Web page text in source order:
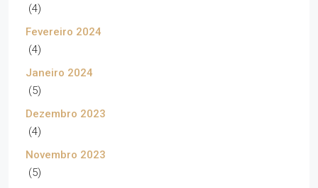
(4)
Fevereiro 2024
(4)
Janeiro 2024
(5)
Dezembro 2023
(4)
Novembro 2023
(5)